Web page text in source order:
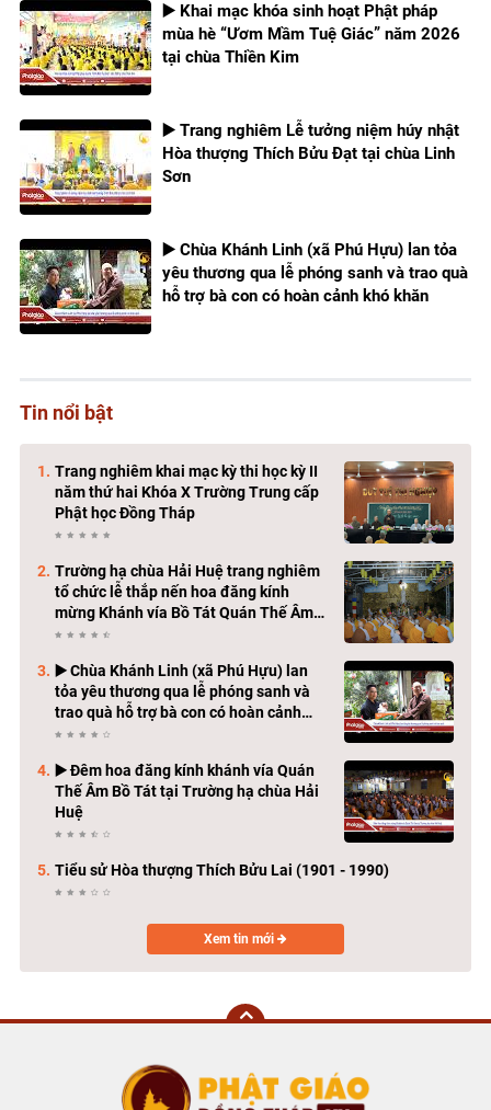
▶️ Khai mạc khóa sinh hoạt Phật pháp
mùa hè “Ươm Mầm Tuệ Giác” năm 2026
tại chùa Thiền Kim
▶️ Trang nghiêm Lễ tưởng niệm húy nhật
Hòa thượng Thích Bửu Đạt tại chùa Linh
Sơn
▶️ Chùa Khánh Linh (xã Phú Hựu) lan tỏa
yêu thương qua lễ phóng sanh và trao quà
hỗ trợ bà con có hoàn cảnh khó khăn
Tin nổi bật
Trang nghiêm khai mạc kỳ thi học kỳ II
năm thứ hai Khóa X Trường Trung cấp
Phật học Đồng Tháp
Trường hạ chùa Hải Huệ trang nghiêm
tổ chức lễ thắp nến hoa đăng kính
mừng Khánh vía Bồ Tát Quán Thế Âm
Thành Đạo
▶️ Chùa Khánh Linh (xã Phú Hựu) lan
tỏa yêu thương qua lễ phóng sanh và
trao quà hỗ trợ bà con có hoàn cảnh
khó khăn
▶️ Đêm hoa đăng kính khánh vía Quán
Thế Âm Bồ Tát tại Trường hạ chùa Hải
Huệ
Tiểu sử Hòa thượng Thích Bửu Lai (1901 - 1990)
Xem tin mới